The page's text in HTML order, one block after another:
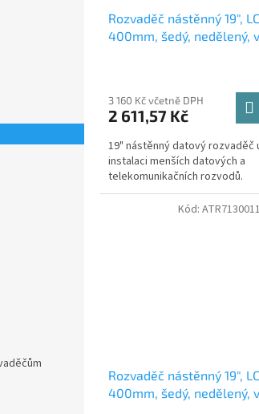
Rozvaděč nástěnný 19",
400mm, šedý, nedělený,
3 160 Kč včetně DPH
2 611,57 Kč
19" nástěnný datový rozvaděč
instalaci menších datových a
telekomunikačních rozvodů.
Rozvaděč nástěnný 19",
400mm, šedý, nedělený,
Kód: